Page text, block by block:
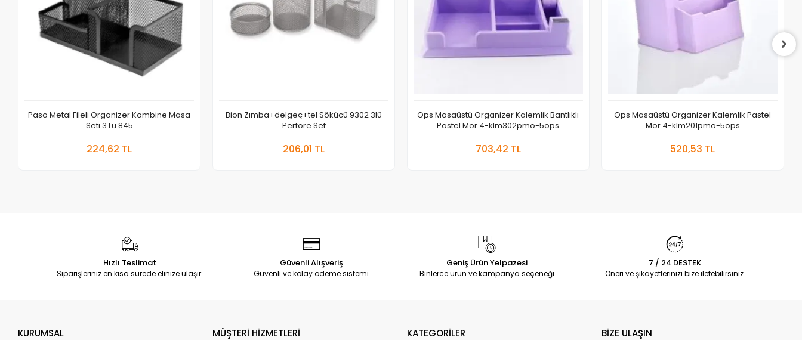
Paso Metal Fileli Organizer Kombine Masa
Seti 3 Lü 845
224,62 TL
Bion Zımba+delgeç+tel Sökücü 9302 3lü
Perfore Set
206,01 TL
Ops Masaüstü Organizer Kalemlik Bantlıklı
Pastel Mor 4-klm302pmo-5ops
703,42 TL
Ops Masaüstü Organizer Kalemlik Pastel
Mor 4-klm201pmo-5ops
520,53 TL
Hızlı Teslimat
Siparişleriniz en kısa sürede elinize ulaşır.
Güvenli Alışveriş
Güvenli ve kolay ödeme sistemi
Geniş Ürün Yelpazesi
Binlerce ürün ve kampanya seçeneği
7 / 24 DESTEK
Öneri ve şikayetlerinizi bize iletebilirsiniz.
KURUMSAL MÜŞTERİ HİZMETLERİ KATEGORİLER BİZE ULAŞIN